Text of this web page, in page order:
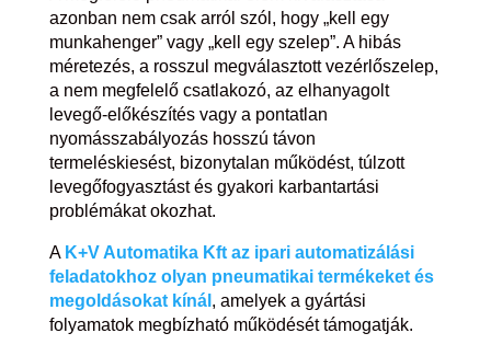
azonban nem csak arról szól, hogy „kell egy
munkahenger” vagy „kell egy szelep”. A hibás
méretezés, a rosszul megválasztott vezérlőszelep,
a nem megfelelő csatlakozó, az elhanyagolt
levegő-előkészítés vagy a pontatlan
nyomásszabályozás hosszú távon
termeléskiesést, bizonytalan működést, túlzott
levegőfogyasztást és gyakori karbantartási
problémákat okozhat.
A K+V Automatika Kft az ipari automatizálási
feladatokhoz olyan pneumatikai termékeket és
megoldásokat kínál , amelyek a gyártási
folyamatok megbízható működését támogatják.